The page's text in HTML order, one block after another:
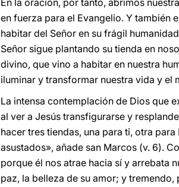
En la oración, por tanto, abrimos
en fuerza para el Evangelio. Y también
habitar del Señor en su frágil
Señor sigue plantando su tienda en
divino, que vino a habitar en nuestra
iluminar y transformar nuestra vida y el
La intensa contemplación de Dios que
al ver a Jesús transfigurarse y
hacer tres tiendas, una para ti, otra
asustados», añade san Marcos (v. 6).
porque él nos atrae hacia sí y arrebata
paz, la belleza de su amor; y